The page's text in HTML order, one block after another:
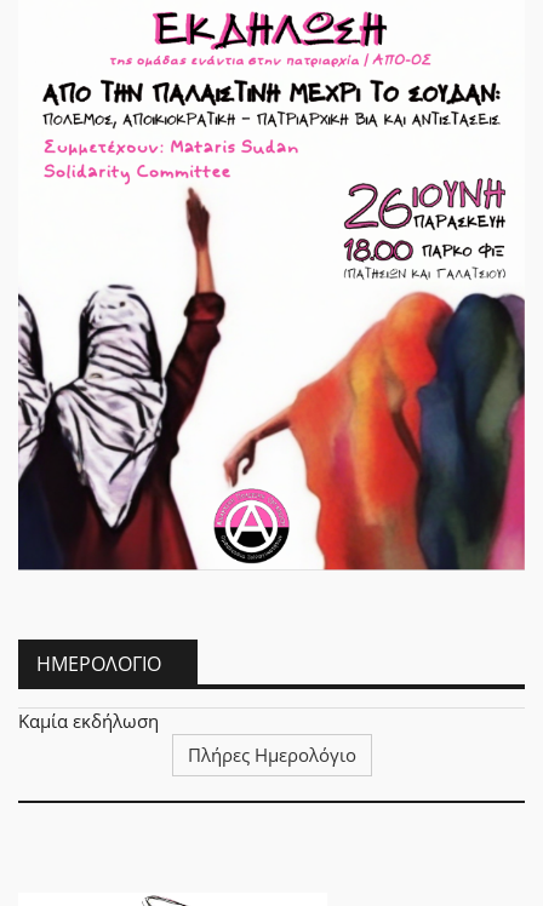
ΗΜΕΡΟΛΌΓΙΟ
Καμία εκδήλωση
Πλήρες Ημερολόγιο